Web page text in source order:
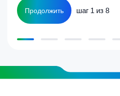
Продолжить шаг 1 из 8